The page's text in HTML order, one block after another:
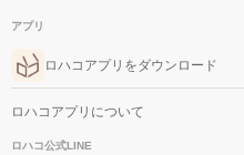
アプリ
ロハコアプリをダウンロード
ロハコアプリについて
ロハコ公式LINE